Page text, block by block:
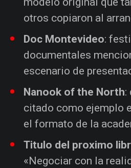
otros copiaron al
Doc Montevideo:
documentales
escenario de
Nanook of the North:
citado como ejemplo
el formato de la
Titulo del proximo
«Negociar con la